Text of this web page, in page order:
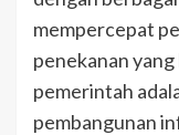
mempercepat
penekanan
pemerintah
pembangunan